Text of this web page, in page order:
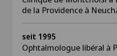
de la Providence à
seit 1995
Ophtalmologue libéral à